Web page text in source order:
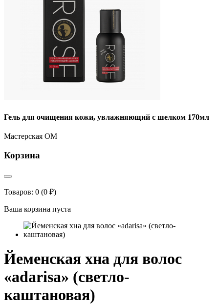
Гель для очищения кожи, увлажняющий с шелком 170мл
Мастерская ОМ
Корзина
Товаров: 0 (0 ₽)
Ваша корзина пуста
Йеменская хна для волос
«adarisa» (светло-
каштановая)